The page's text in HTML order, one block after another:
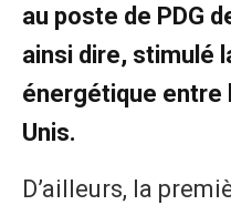
au poste de PDG
ainsi dire, stimulé
énergétique entre
Unis.
D’ailleurs, la